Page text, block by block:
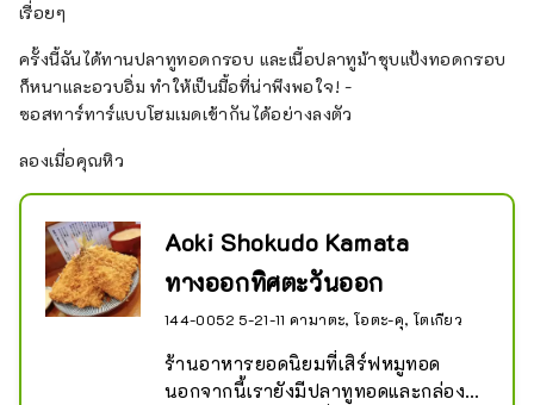
เรื่อยๆ
ครั้งนี้ฉันได้ทานปลาทูทอดกรอบ และเนื้อปลาทูม้าชุบแป้งทอดกรอบ
ก็หนาและอวบอิ่ม ทำให้เป็นมื้อที่น่าพึงพอใจ! -
ซอสทาร์ทาร์แบบโฮมเมดเข้ากันได้อย่างลงตัว
ลองเมื่อคุณหิว
Aoki Shokudo Kamata
ทางออกทิศตะวันออก
144-0052 5-21-11 คามาตะ, โอตะ-คุ, โตเกียว
ร้านอาหารยอดนิยมที่เสิร์ฟหมูทอด
นอกจากนี้เรายังมีปลาทูทอดและกล่อง